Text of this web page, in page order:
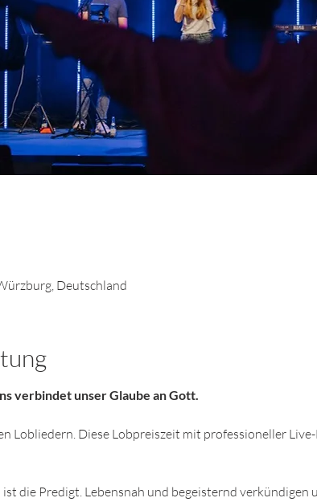
Deutschland
verbindet unser Glaube an Gott.
Lobliedern. Diese Lobpreiszeit mit professioneller
die Predigt. Lebensnah und begeisternd verkündigen